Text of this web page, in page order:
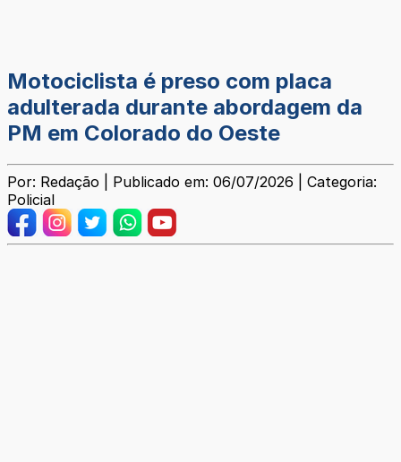
Motociclista é preso com placa
adulterada durante abordagem da
PM em Colorado do Oeste
Por: Redação | Publicado em: 06/07/2026 | Categoria:
Policial